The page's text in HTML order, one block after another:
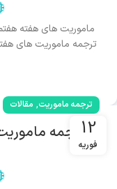
12
فوریه
ترجمه ماموریت, مقالات